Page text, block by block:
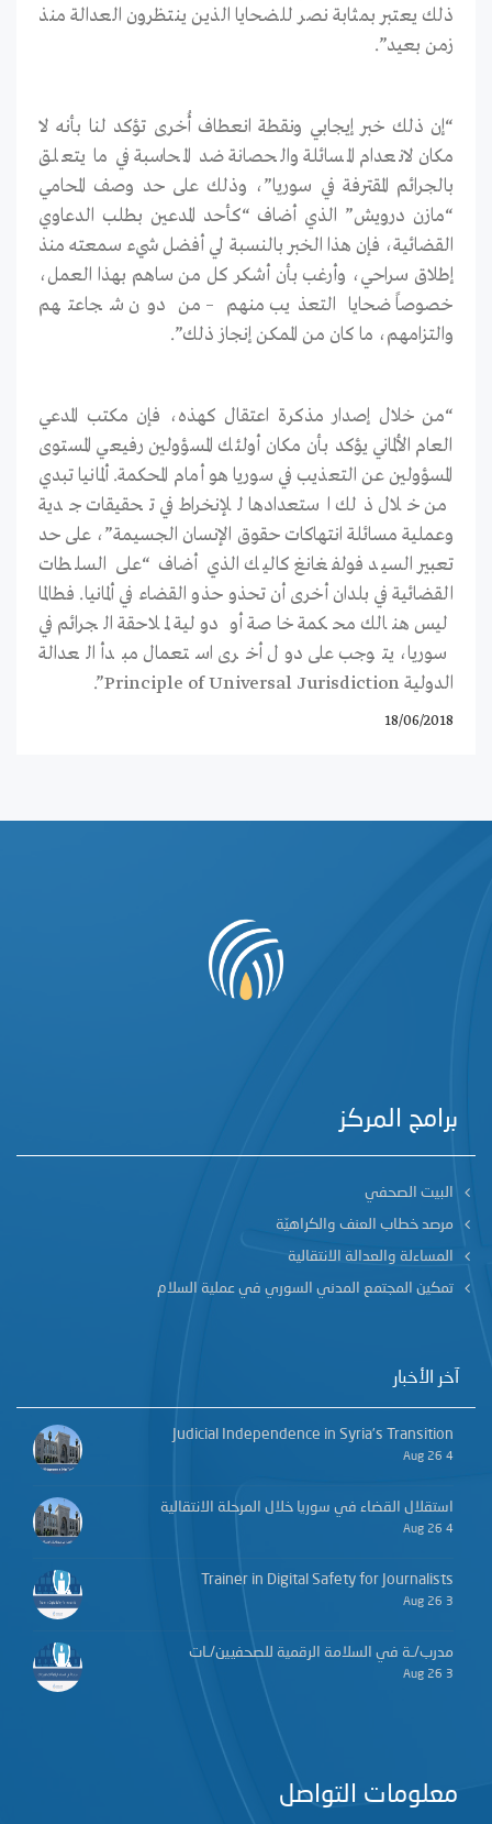
ذلك يعتبر بمثابة نصر للضحايا الذين ينتظرون العدالة منذ
زمن بعيد”.
“إن ذلك خبر إيجابي ونقطة انعطاف أُخرى تؤكد لنا بأنه لا
مكان لانعدام المسائلة والحصانة ضد المحاسبة في ما يتعلق
بالجرائم المقترفة في سوريا”، وذلك على حد وصف المحامي
“مازن درويش” الذي أضاف “كأحد المدعين بطلب الدعاوي
القضائية، فإن هذا الخبر بالنسبة لي أفضل شيء سمعته منذ
إطلاق سراحي، وأرغب بأن أشكر كل من ساهم بهذا العمل،
خصوصاً ضحايا التعذيب منهم – من دون شجاعتهم
والتزامهم، ما كان من الممكن إنجاز ذلك”.
“من خلال إصدار مذكرة اعتقال كهذه، فإن مكتب المدعي
العام الألماني يؤكد بأن مكان أولئك المسؤولين رفيعي المستوى
المسؤولين عن التعذيب في سوريا هو أمام المحكمة. ألمانيا تبدي
من خلال ذلك استعدادها للإنخراط في تحقيقات جدية
وعملية مسائلة انتهاكات حقوق الإنسان الجسيمة”، على حد
تعبير السيد فولفغانغ كاليك الذي أضاف “على السلطات
القضائية في بلدان أخرى أن تحذو حذو القضاء في ألمانيا. فطالما
ليس هنالك محكمة خاصة أو دولية لملاحقة الجرائم في
سوريا، يتوجب على دول أخرى استعمال مبدأ العدالة
الدولية Principle of Universal Jurisdiction”.
18/06/2018
برامج المركز
البيت الصحفي
مرصد خطاب العنف والكراهيّة
المساءلة والعدالة الانتقالية
تمكين المجتمع المدني السوري في عملية السلام
آخر الأخبار
Judicial Independence in Syria’s Transition
4 Aug 26
استقلال القضاء في سوريا خلال المرحلة الانتقالية
4 Aug 26
Trainer in Digital Safety for Journalists
3 Aug 26
مدرب/ـة في السلامة الرقمية للصحفيين/ـات
3 Aug 26
معلومات التواصل